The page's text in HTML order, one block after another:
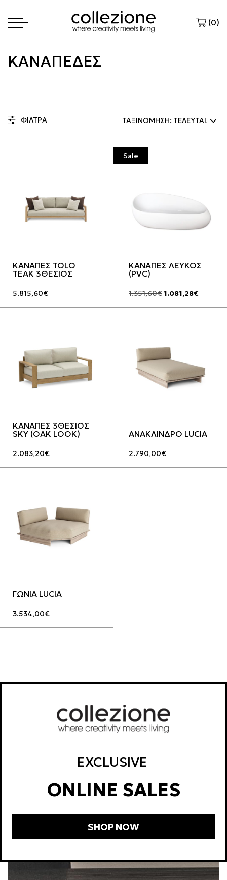
(0)
ΚΑΝΑΠΕΔΕΣ
ΦΙΛΤΡΑ
ΚΑΝΑΠΕΣ TOLO
TEAK 3ΘΕΣΙΟΣ
5.815,60€
Sale
ΚΑΝΑΠΕΣ ΛΕΥΚΟΣ
(PVC)
1.351,60€Original
was:
1.081,28€Η
τιμή
ΚΑΝΑΠΕΣ 3ΘΕΣΙΟΣ
SKY (OAK LOOK)
2.083,20€
ΑΝΑΚΛΙΝΔΡΟ LUCIA
2.790,00€
ΓΩΝΙΑ LUCIA
3.534,00€
EXCLUSIVE
ONLINE SALES
SHOP NOW